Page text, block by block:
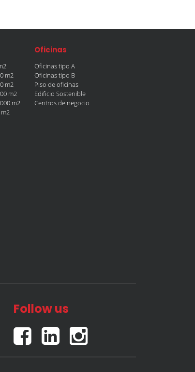
m2
m2
m2
m2
Oficinas
Oficinas tipo A
Oficinas tipo B
Piso de oficinas
Edificio Sostenible
Centros de negocio
Follow us